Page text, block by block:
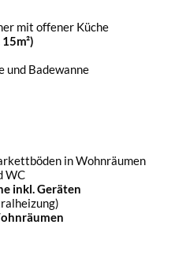
mit offener Küche
und Badewanne
in Wohnräumen
WC
inkl. Geräten